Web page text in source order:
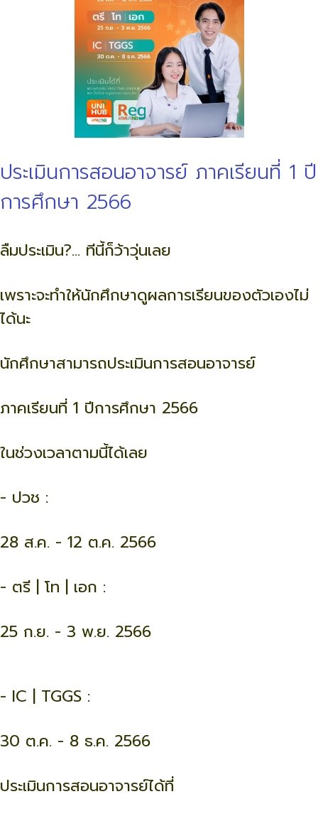
ประเมินการสอนอาจารย์ ภาคเรียนที่ 1 ปี
การศึกษา 2566
ลืมประเมิน?… ทีนี้ก็ว้าวุ่นเลย
เพราะจะทำให้นักศึกษาดูผลการเรียนของตัวเองไม่
ได้นะ
นักศึกษาสามารถประเมินการสอนอาจารย์
ภาคเรียนที่ 1 ปีการศึกษา 2566
ในช่วงเวลาตามนี้ได้เลย
- ปวช :
28 ส.ค. - 12 ต.ค. 2566
- ตรี | โท | เอก :
25 ก.ย. - 3 พ.ย. 2566
- IC | TGGS :
30 ต.ค. - 8 ธ.ค. 2566
ประเมินการสอนอาจารย์ได้ที่